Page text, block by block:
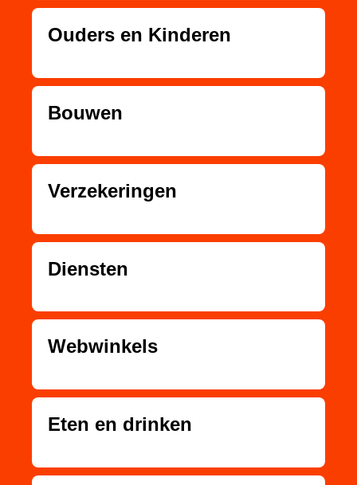
Ouders en Kinderen
Bouwen
Verzekeringen
Diensten
Webwinkels
Eten en drinken